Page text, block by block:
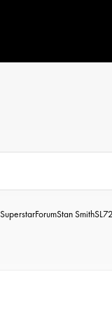
SuperstarForumStan Smith